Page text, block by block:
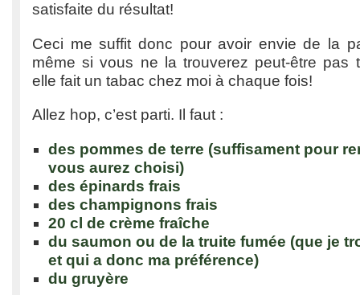
satisfaite du résultat!
Ceci me suffit donc pour avoir envie de la
même si vous ne la trouverez peut-être pas
elle fait un tabac chez moi à chaque fois!
Allez hop, c’est parti. Il faut :
des pommes de terre (suffisament pour
vous aurez choisi)
des épinards frais
des champignons frais
20 cl de crème fraîche
du saumon ou de la truite fumée (que je
et qui a donc ma préférence)
du gruyère